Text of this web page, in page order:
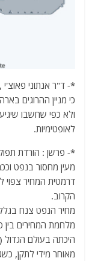
*- ד"ר אנתוני פאוצ'י
לאופטימיות.
*- פרשן : הורדת
מעין מחסור בנפט
הקרוב.
מחיר הנפט צנח
מלחמת המחירים בין
היכתה בעולם הגדול
מאוחר מידי לתקן,